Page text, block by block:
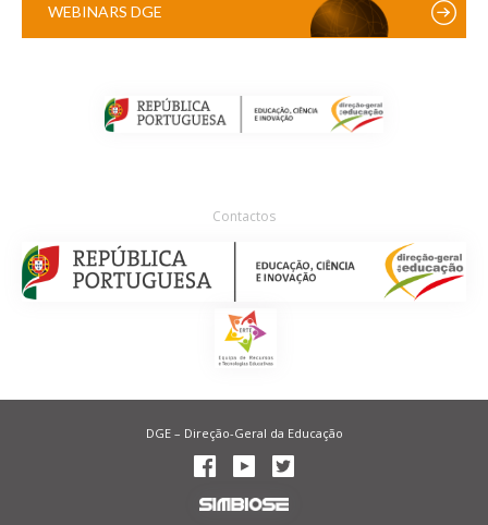
WEBINARS DGE
Contactos
DGE – Direção-Geral da Educação